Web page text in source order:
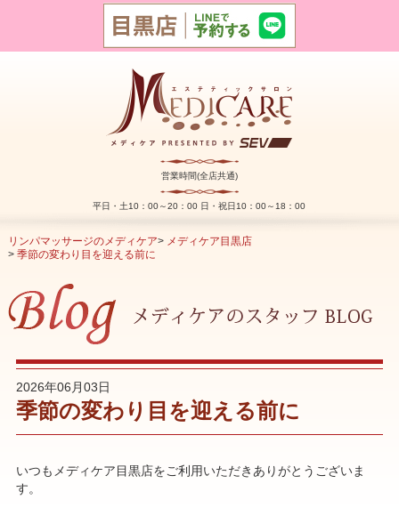
営業時間(全店共通)
平日・土10：00～20：00 日・祝日10：00～18：00
リンパマッサージのメディケア> メディケア目黒店
> 季節の変わり目を迎える前に
2026年06月03日
季節の変わり目を迎える前に
いつもメディケア目黒店をご利用いただきありがとうございま
す。